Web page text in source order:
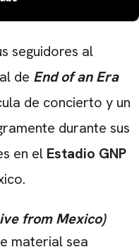
seguidores al
de End of an Era
de concierto y un
durante sus
en el Estadio GNP
from Mexico)
material sea